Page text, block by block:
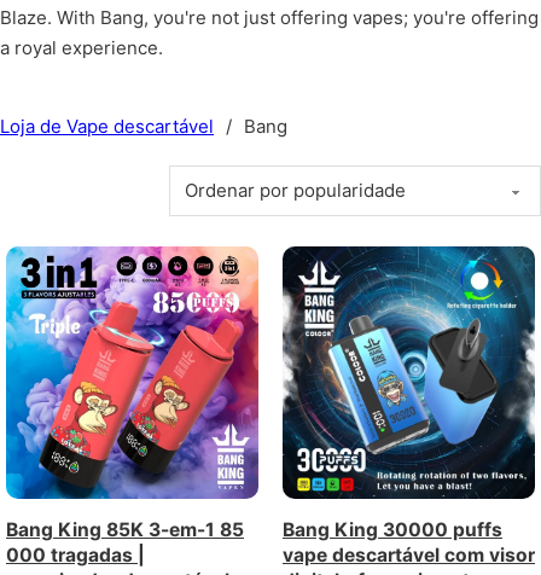
Blaze. With Bang, you're not just offering vapes; you're offering
a royal experience.
Loja de Vape descartável / Bang
Bang King 85K 3-em-1 85
000 tragadas |
Bang King 30000 puffs
vape descartável com visor